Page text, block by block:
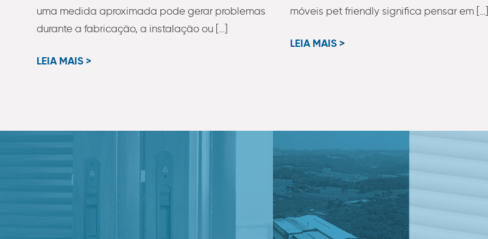
uma medida aproximada pode gerar problemas
durante a fabricação, a instalação ou […]
LEIA MAIS >
móveis pet friendly significa pensar em […]
LEIA MAIS >